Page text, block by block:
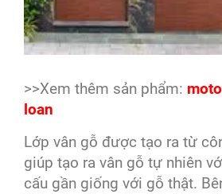
>>Xem thêm sản phẩm:
loan
Lớp vân gỗ được tạo ra từ
giúp tạo ra vân gỗ tự nhiên
cấu gần giống với gỗ thật.